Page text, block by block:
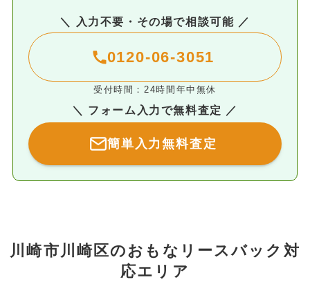
＼ 入力不要・その場で相談可能 ／
0120-06-3051
受付時間：24時間年中無休
＼ フォーム入力で無料査定 ／
簡単入力無料査定
川崎市川崎区のおもなリースバック対
応エリア